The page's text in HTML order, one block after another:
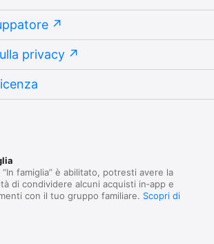
privacy
“In famiglia” è abilitato, potresti avere la
di condividere alcuni acquisti in‑app e
con il tuo gruppo familiare. Scopri di